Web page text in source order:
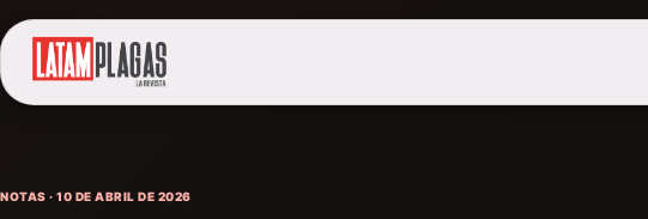
NOTAS · 10 DE ABRIL DE 2026